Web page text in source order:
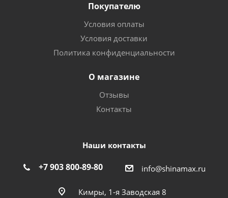
Покупателю
Условия оплаты
Условия доставки
Политика конфиденциальности
О магазине
Отзывы
Контакты
Наши контакты
+7 903 800-89-80 info@shinamax.ru
Кимры, 1-я Заводская 8